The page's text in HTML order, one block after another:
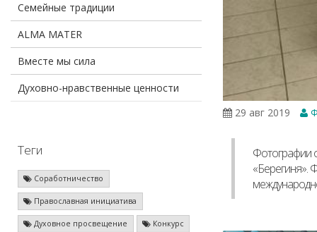
Семейные традиции
ALMA MATER
Вместе мы сила
Духовно-нравственные ценности
Теги
Соработничество
Православная инициатива
Духовное просвещение Конкурс
29 авг 2019
Фотографии
«Берегиня».